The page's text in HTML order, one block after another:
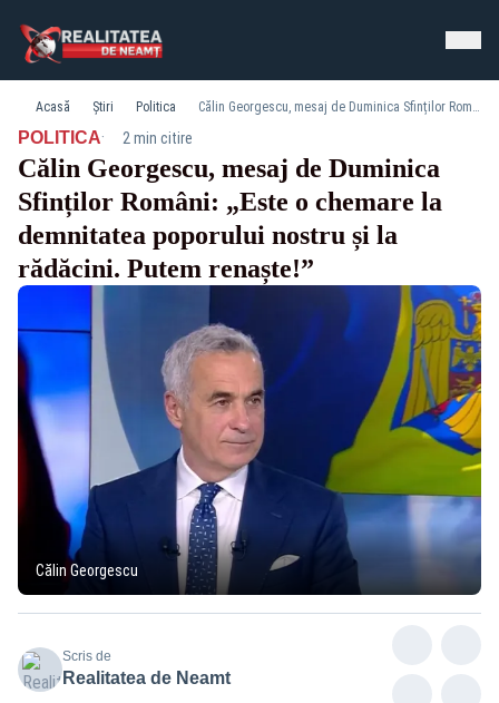
Acasă Știri Politica Călin Georgescu, mesaj de Duminica Sfinților Români: „Este o chemare la demnitatea poporului nostru și la rădăcini. Putem renaște!”
POLITICA· 2 min citire
Călin Georgescu, mesaj de Duminica
Sfinților Români: „Este o chemare la
demnitatea poporului nostru și la
rădăcini. Putem renaște!”
Călin Georgescu
Scris de
Realitatea de Neamt